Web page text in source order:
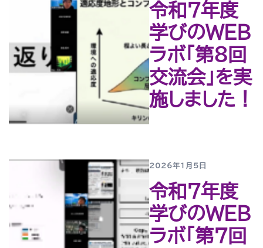
令和７年度
学びのWEB
ラボ「第８回
交流会」を実
施しました！
2026年1月5日
令和７年度
学びのWEB
ラボ「第７回